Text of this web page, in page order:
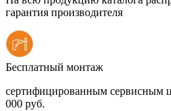
гарантия производителя
Бесплатный монтаж
сертифицированным сервисным
000 руб.